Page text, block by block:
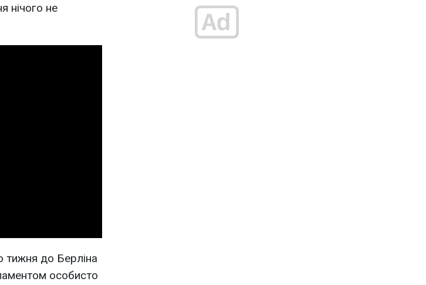
нічого не
тижня до Берліна
особисто